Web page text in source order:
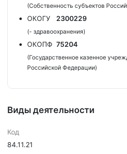
(Собственность субъектов
ОКОГУ 2300229
(- здравоохранения)
ОКОПФ 75204
(Государственное казенное
Российской Федерации)
Виды деятельности
Код
84.11.21